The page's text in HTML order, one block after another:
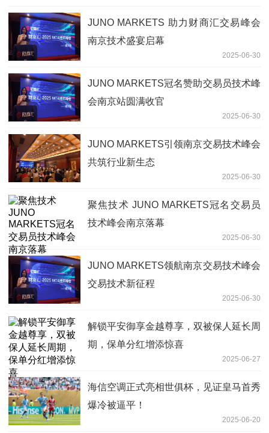
JUNO MARKETS 助力财商汇交易峰会
南京技术盛宴启幕
2025-06-30
JUNO MARKETS冠名赞助交易员技术峰
会南京站圆满收官
2025-06-30
JUNO MARKETS引领南京交易技术峰会
共筑行业新生态
2025-06-30
聚焦技术 JUNO MARKETS冠名交易员
技术峰会南京落幕
2025-06-30
JUNO MARKETS领航南京交易技术峰会
交易技术新征程
2025-06-30
解锁平安御享金越尊享，双被保人延长周
期，保单分红增添惊喜
2025-06-27
海信空调正式亮相世俱杯，见证皇马首秀
爆冷被逼平！
2025-06-20